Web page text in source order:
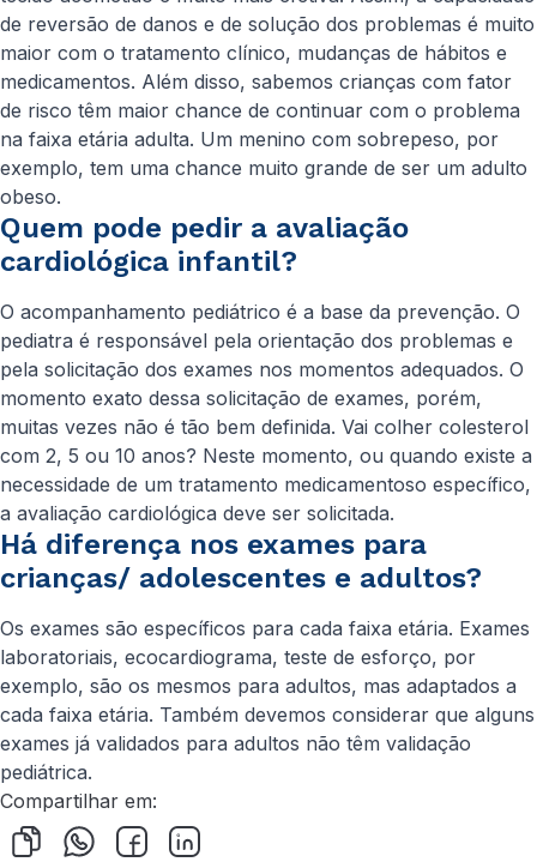
de reversão de danos e de solução dos problemas é muito
maior com o tratamento clínico, mudanças de hábitos e
medicamentos. Além disso, sabemos crianças com fator
de risco têm maior chance de continuar com o problema
na faixa etária adulta. Um menino com sobrepeso, por
exemplo, tem uma chance muito grande de ser um adulto
obeso.
Quem pode pedir a avaliação
cardiológica infantil?
O acompanhamento pediátrico é a base da prevenção. O
pediatra é responsável pela orientação dos problemas e
pela solicitação dos exames nos momentos adequados. O
momento exato dessa solicitação de exames, porém,
muitas vezes não é tão bem definida. Vai colher colesterol
com 2, 5 ou 10 anos? Neste momento, ou quando existe a
necessidade de um tratamento medicamentoso específico,
a avaliação cardiológica deve ser solicitada.
Há diferença nos exames para
crianças/ adolescentes e adultos?
Os exames são específicos para cada faixa etária. Exames
laboratoriais, ecocardiograma, teste de esforço, por
exemplo, são os mesmos para adultos, mas adaptados a
cada faixa etária. Também devemos considerar que alguns
exames já validados para adultos não têm validação
pediátrica.
Compartilhar em: